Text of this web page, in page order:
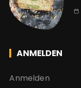
ANMELDEN
Anmelden